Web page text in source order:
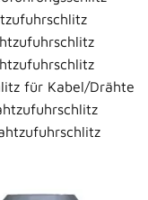
für Kabel/Drähte